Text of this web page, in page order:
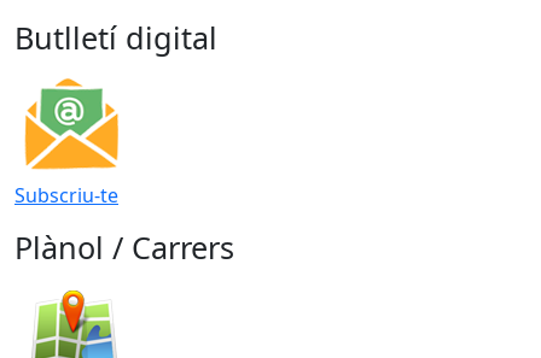
Butlletí digital
Subscriu-te
Plànol / Carrers